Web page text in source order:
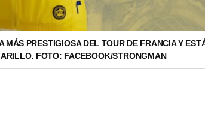
PRESTIGIOSA DEL TOUR DE FRANCIA Y
FOTO: FACEBOOK/STRONGMAN